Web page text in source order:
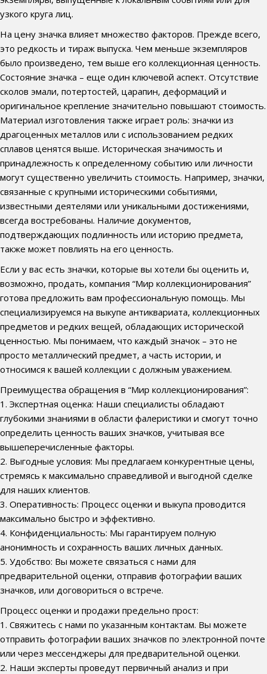
узкого круга лиц.
На цену значка влияет множество факторов. Прежде всего,
это редкость и тираж выпуска. Чем меньше экземпляров
было произведено, тем выше его коллекционная ценность.
Состояние значка – еще один ключевой аспект. Отсутствие
сколов эмали, потертостей, царапин, деформаций и
оригинальное крепление значительно повышают стоимость.
Материал изготовления также играет роль: значки из
драгоценных металлов или с использованием редких
сплавов ценятся выше. Историческая значимость и
принадлежность к определенному событию или личности
могут существенно увеличить стоимость. Например, значки,
связанные с крупными историческими событиями,
известными деятелями или уникальными достижениями,
всегда востребованы. Наличие документов,
подтверждающих подлинность или историю предмета,
также может повлиять на его ценность.
Если у вас есть значки, которые вы хотели бы оценить и,
возможно, продать, компания “Мир коллекционирования”
готова предложить вам профессиональную помощь. Мы
специализируемся на выкупе антиквариата, коллекционных
предметов и редких вещей, обладающих исторической
ценностью. Мы понимаем, что каждый значок – это не
просто металлический предмет, а часть истории, и
относимся к вашей коллекции с должным уважением.
Преимущества обращения в “Мир коллекционирования”:
1. Экспертная оценка: Наши специалисты обладают
глубокими знаниями в области фалеристики и смогут точно
определить ценность ваших значков, учитывая все
вышеперечисленные факторы.
2. Выгодные условия: Мы предлагаем конкурентные цены,
стремясь к максимально справедливой и выгодной сделке
для наших клиентов.
3. Оперативность: Процесс оценки и выкупа проводится
максимально быстро и эффективно.
4. Конфиденциальность: Мы гарантируем полную
анонимность и сохранность ваших личных данных.
5. Удобство: Вы можете связаться с нами для
предварительной оценки, отправив фотографии ваших
значков, или договориться о встрече.
Процесс оценки и продажи предельно прост:
1. Свяжитесь с нами по указанным контактам. Вы можете
отправить фотографии ваших значков по электронной почте
или через мессенджеры для предварительной оценки.
2. Наши эксперты проведут первичный анализ и при